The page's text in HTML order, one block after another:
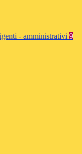
- amministrativi 9